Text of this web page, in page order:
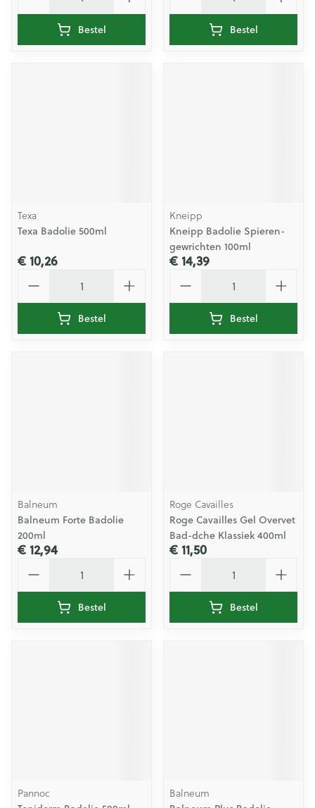
Bestel Bestel
Texa
Texa Badolie 500ml
€ 10,26
Bestel
Kneipp
Kneipp Badolie Spieren-
gewrichten 100ml
€ 14,39
Bestel
Balneum
Balneum Forte Badolie
200ml
€ 12,94
Bestel
Roge Cavailles
Roge Cavailles Gel Overvet
Bad-dche Klassiek 400ml
€ 11,50
Bestel
Pannoc
Balneum